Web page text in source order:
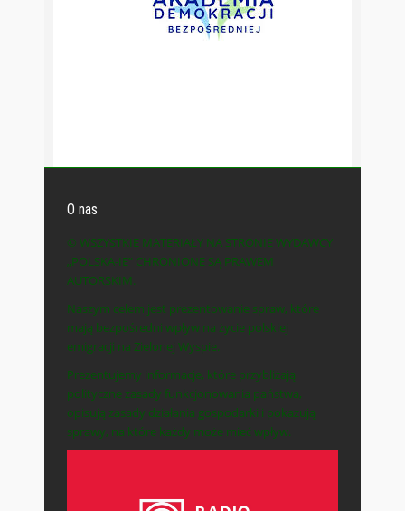
O nas
© WSZYSTKIE MATERIAŁY NA STRONIE WYDAWCY
„POLSKA-IE” CHRONIONE SĄ PRAWEM
AUTORSKIM.
Naszym celem jest prezentowanie spraw, które
mają bezpośredni wpływ na życie polskiej
emigracji na Zielonej Wyspie.
Prezentujemy informacje, które przybliżają
polityczne zasady funkcjonowania państwa,
opisują zasady działania gospodarki i pokazują
sprawy, na które każdy może mieć wpływ.